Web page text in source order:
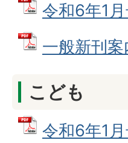
令和6年1
一般新刊
こども
令和6年1